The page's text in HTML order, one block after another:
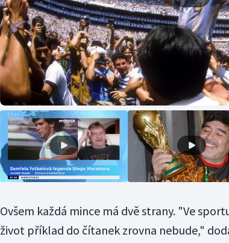
Ovšem každá mince má dvě strany. "Ve
život příklad do čítanek zrovna nebude,"